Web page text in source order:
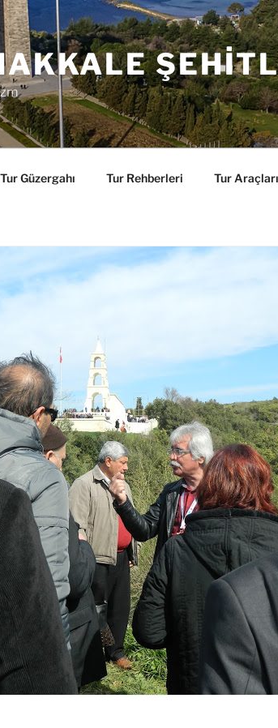
Tur Güzergahı Tur Rehberleri Tur Araçları